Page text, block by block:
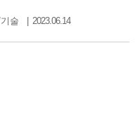
술 2023.06.14